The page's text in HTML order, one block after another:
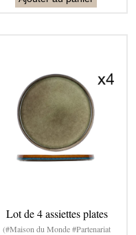
Lot de 4 assiettes plates
(#Maison du Monde #Partenariat